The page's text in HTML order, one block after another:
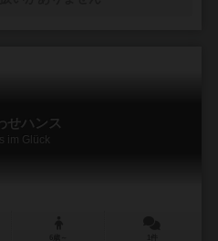
せハンス
im Glück